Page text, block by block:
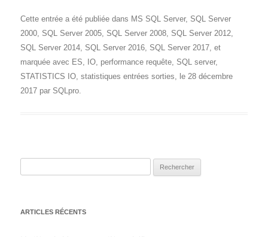
Cette entrée a été publiée dans MS SQL Server, SQL Server
2000, SQL Server 2005, SQL Server 2008, SQL Server 2012,
SQL Server 2014, SQL Server 2016, SQL Server 2017, et
marquée avec ES, IO, performance requête, SQL server,
STATISTICS IO, statistiques entrées sorties, le 28 décembre
2017 par SQLpro.
ARTICLES RÉCENTS